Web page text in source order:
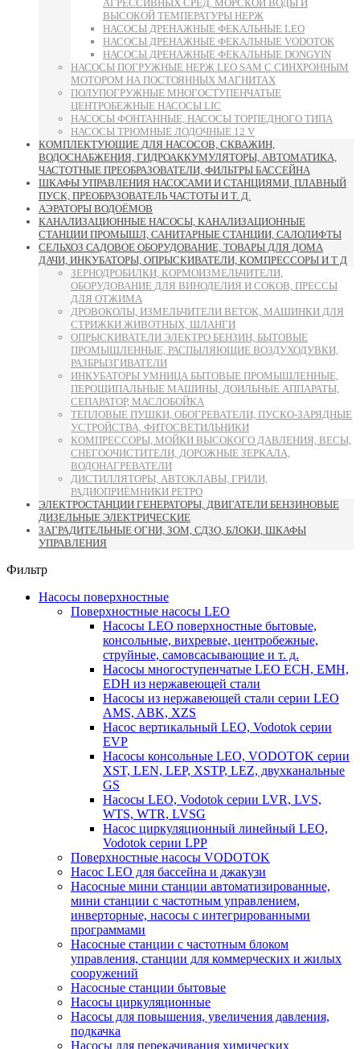
АГРЕССИВНЫХ СРЕД, МОРСКОЙ ВОДЫ И
ВЫСОКОЙ ТЕМПЕРАТУРЫ НЕРЖ
НАСОСЫ ДРЕНАЖНЫЕ ФЕКАЛЬНЫЕ LEO
НАСОСЫ ДРЕНАЖНЫЕ ФЕКАЛЬНЫЕ VODOTOK
НАСОСЫ ДРЕНАЖНЫЕ ФЕКАЛЬНЫЕ DONGYIN
НАСОСЫ ПОГРУЖНЫЕ НЕРЖ LEO SAM С СИНХРОННЫМ
МОТОРОМ НА ПОСТОЯННЫХ МАГНИТАХ
ПОЛУПОГРУЖНЫЕ МНОГОСТУПЕНЧАТЫЕ
ЦЕНТРОБЕЖНЫЕ НАСОСЫ LIC
НАСОСЫ ФОНТАННЫЕ, НАСОСЫ ТОРПЕДНОГО ТИПА
НАСОСЫ ТРЮМНЫЕ ЛОДОЧНЫЕ 12 V
КОМПЛЕКТУЮЩИЕ ДЛЯ НАСОСОВ, СКВАЖИН,
ВОДОСНАБЖЕНИЯ, ГИДРОАККУМУЛЯТОРЫ, АВТОМАТИКА,
ЧАСТОТНЫЕ ПРЕОБРАЗОВАТЕЛИ, ФИЛЬТРЫ БАССЕЙНА
ШКАФЫ УПРАВЛЕНИЯ НАСОСАМИ И СТАНЦИЯМИ, ПЛАВНЫЙ
ПУСК, ПРЕОБРАЗОВАТЕЛЬ ЧАСТОТЫ И Т. Д.
АЭРАТОРЫ ВОДОЁМОВ
КАНАЛИЗАЦИОННЫЕ НАСОСЫ, КАНАЛИЗАЦИОННЫЕ
СТАНЦИИ ПРОМЫШЛ, САНИТАРНЫЕ СТАНЦИИ, САЛОЛИФТЫ
СЕЛЬХОЗ САДОВОЕ ОБОРУДОВАНИЕ, ТОВАРЫ ДЛЯ ДОМА
ДАЧИ, ИНКУБАТОРЫ, ОПРЫСКИВАТЕЛИ, КОМПРЕССОРЫ И Т Д
ЗЕРНОДРОБИЛКИ, КОРМОИЗМЕЛЬЧИТЕЛИ,
ОБОРУДОВАНИЕ ДЛЯ ВИНОДЕЛИЯ И СОКОВ, ПРЕССЫ
ДЛЯ ОТЖИМА
ДРОВОКОЛЫ, ИЗМЕЛЬЧИТЕЛИ ВЕТОК, МАШИНКИ ДЛЯ
СТРИЖКИ ЖИВОТНЫХ, ШЛАНГИ
ОПРЫСКИВАТЕЛИ ЭЛЕКТРО БЕНЗИН, БЫТОВЫЕ
ПРОМЫШЛЕННЫЕ, РАСПЫЛЯЮЩИЕ ВОЗДУХОДУВКИ,
РАЗБРЫЗГИВАТЕЛИ
ИНКУБАТОРЫ УМНИЦА БЫТОВЫЕ ПРОМЫШЛЕННЫЕ,
ПЕРОЩИПАЛЬНЫЕ МАШИНЫ, ДОИЛЬНЫЕ АППАРАТЫ,
СЕПАРАТОР, МАСЛОБОЙКА
ТЕПЛОВЫЕ ПУШКИ, ОБОГРЕВАТЕЛИ, ПУСКО-ЗАРЯДНЫЕ
УСТРОЙСТВА, ФИТОСВЕТИЛЬНИКИ
КОМПРЕССОРЫ, МОЙКИ ВЫСОКОГО ДАВЛЕНИЯ, ВЕСЫ,
СНЕГООЧИСТИТЕЛИ, ДОРОЖНЫЕ ЗЕРКАЛА,
ВОДОНАГРЕВАТЕЛИ
ДИСТИЛЛЯТОРЫ, АВТОКЛАВЫ, ГРИЛИ,
РАДИОПРИЁМНИКИ РЕТРО
ЭЛЕКТРОСТАНЦИИ ГЕНЕРАТОРЫ, ДВИГАТЕЛИ БЕНЗИНОВЫЕ
ДИЗЕЛЬНЫЕ ЭЛЕКТРИЧЕСКИЕ
ЗАГРАДИТЕЛЬНЫЕ ОГНИ, ЗОМ, СДЗО, БЛОКИ, ШКАФЫ
УПРАВЛЕНИЯ
Фильтр
Насосы поверхностные
Поверхностные насосы LEO
Насосы LEO поверхностные бытовые,
консольные, вихревые, центробежные,
струйные, самовсасывающие и т. д.
Насосы многоступенчатые LEO ECH, EMH,
EDH из нержавеющей стали
Насосы из нержавеющей стали серии LEO
AMS, ABK, XZS
Насос вертикальный LEO, Vodotok серии
EVP
Насосы консольные LEO, VODOTOK серии
XST, LEN, LEP, XSTP, LEZ, двухканальные
GS
Насосы LEO, Vodotok серии LVR, LVS,
WTS, WTR, LVSG
Насос циркуляционный линейный LEO,
Vodotok серии LPP
Поверхностные насосы VODOTOK
Насос LEO для бассейна и джакузи
Насосные мини станции автоматизированные,
мини станции с частотным управлением,
инверторные, насосы с интегрированными
программами
Насосные станции с частотным блоком
управления, станции для коммерческих и жилых
сооружений
Насосные станции бытовые
Насосы циркуляционные
Насосы для повышения, увеличения давления,
подкачка
Насосы для перекачивания химических